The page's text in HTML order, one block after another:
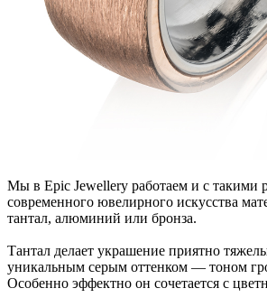
Мы в Epic Jewellery работаем и с такими
современного ювелирного искусства
тантал, алюминий или бронза.
Тантал делает украшение приятно
уникальным серым оттенком — тоном
Особенно эффектно он сочетается с